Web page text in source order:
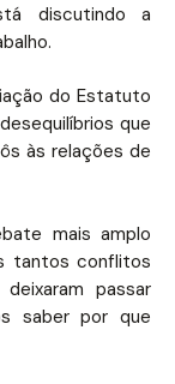
discutindo a
do Estatuto
que
às relações de
mais amplo
tantos conflitos
passar
saber por que